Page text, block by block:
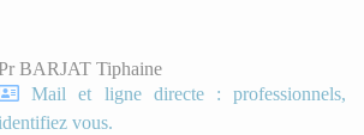
BARJAT Tiphaine
Mail et ligne directe : professionnels,
identifiez vous.